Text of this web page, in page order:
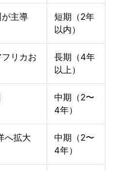
主導
短期（2年
以内）
リカお
長期（4年
以上）
中期（2〜
4年）
へ拡大
中期（2〜
4年）